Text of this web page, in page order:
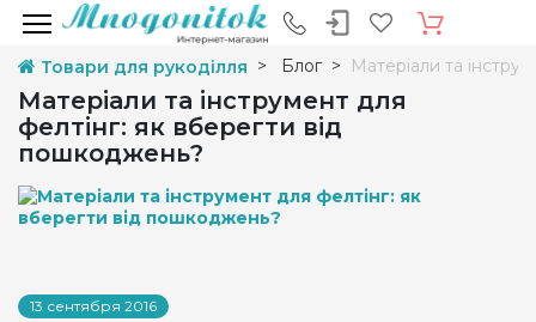
Товари для рукоділля Блог Матеріали та
Матеріали та інструмент для
фелтінг: як вберегти від
пошкоджень?
13 сентября 2016